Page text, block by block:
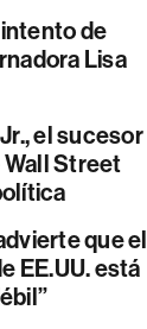
de
Lisa
el sucesor
Wall Street
que el
EE.UU. está